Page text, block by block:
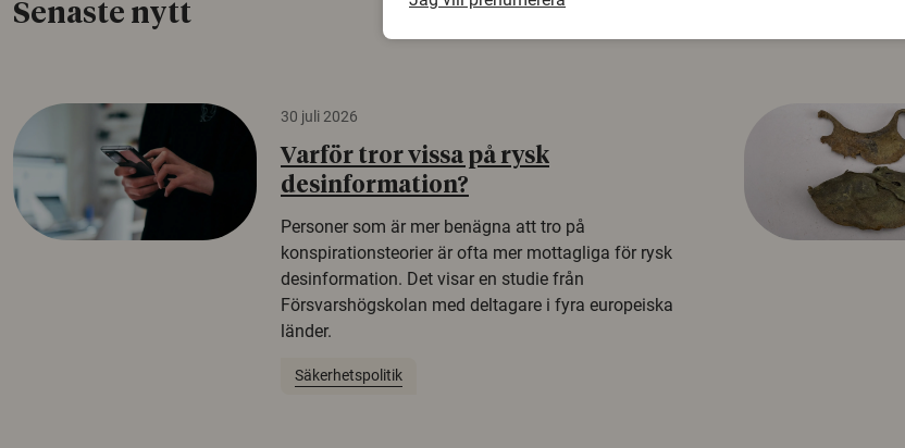
Senaste nytt
30 juli 2026
Varför tror vissa på rysk
desinformation?
Personer som är mer benägna att tro på
konspirationsteorier är ofta mer mottagliga för rysk
desinformation. Det visar en studie från
Försvarshögskolan med deltagare i fyra europeiska
länder.
Säkerhetspolitik